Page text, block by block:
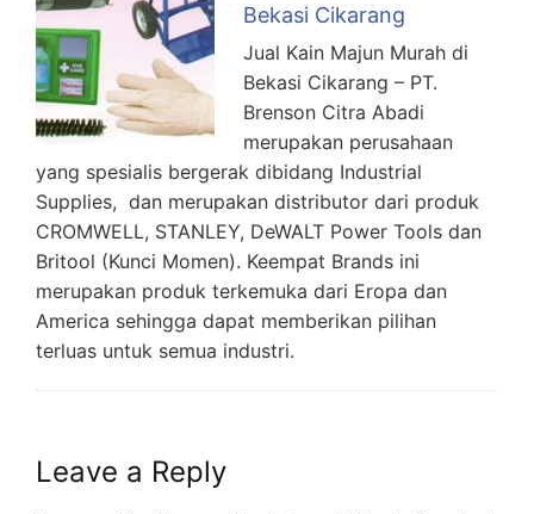
Bekasi Cikarang
Jual Kain Majun Murah di
Bekasi Cikarang – PT.
Brenson Citra Abadi
merupakan perusahaan
yang spesialis bergerak dibidang Industrial
Supplies, dan merupakan distributor dari produk
CROMWELL, STANLEY, DeWALT Power Tools dan
Britool (Kunci Momen). Keempat Brands ini
merupakan produk terkemuka dari Eropa dan
America sehingga dapat memberikan pilihan
terluas untuk semua industri.
Leave a Reply